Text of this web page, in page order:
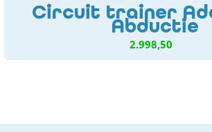
Circuit trainer
Abductie
2.998,50